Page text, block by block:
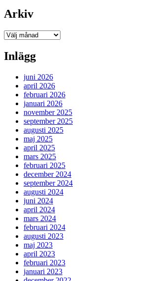
Arkiv
Arkiv
Inlägg
juni 2026
april 2026
februari 2026
januari 2026
november 2025
september 2025
augusti 2025
maj 2025
april 2025
mars 2025
februari 2025
december 2024
september 2024
augusti 2024
juni 2024
april 2024
mars 2024
februari 2024
augusti 2023
maj 2023
april 2023
februari 2023
januari 2023